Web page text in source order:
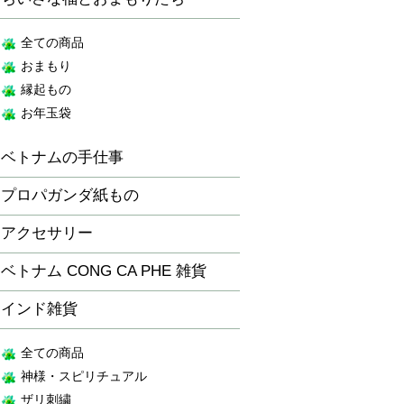
全ての商品
おまもり
縁起もの
お年玉袋
ベトナムの手仕事
プロパガンダ紙もの
アクセサリー
ベトナム CONG CA PHE 雑貨
インド雑貨
全ての商品
神様・スピリチュアル
ザリ刺繍